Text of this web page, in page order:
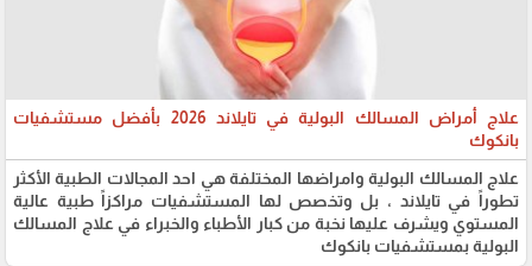
علاج أمراض المسالك البولية في تايلاند 2026 بأفضل مستشفيات
بانكوك
علاج المسالك البولية وامراضها المختلفة هي احد المجالات الطبية الأكثر
تطوراً في تايلاند ، بل وتخصص لها المستشفيات مراكزاً طبية عالية
المستوي ويشرف عليها نخبة من كبار الأطباء والخبراء في علاج المسالك
البولية بمستشفيات بانكوك